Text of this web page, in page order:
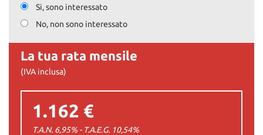
Si, sono interessato
No, non sono interessato
La tua rata mensile
(IVA inclusa)
1.162 €
T.A.N. 6,95% - T.A.E.G. 10,54%